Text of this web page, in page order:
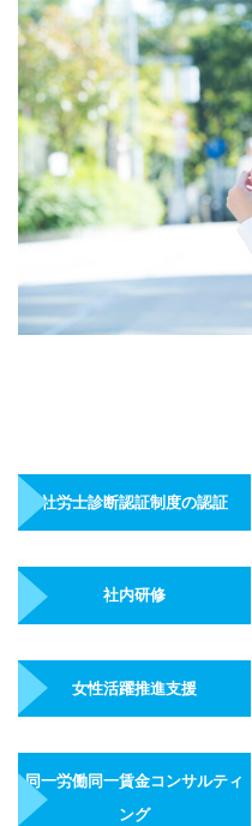
社労士診断認証制度の認証
社内研修
女性活躍推進支援
同一労働同一賃金コンサルティ
ング